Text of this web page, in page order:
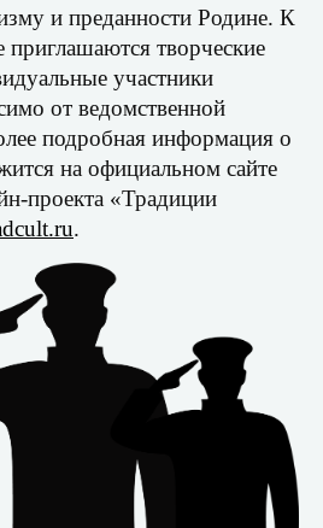
и преданности Родине. К
творческие
участники
от ведомственной
подробная информация о
на официальном сайте
проекта «Традиции
.